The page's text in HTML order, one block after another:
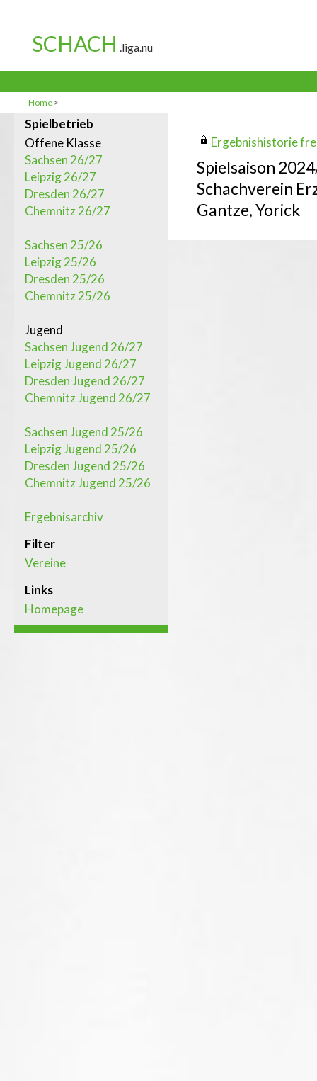
Home >
Spielbetrieb
Offene Klasse
Sachsen 26/27
Leipzig 26/27
Dresden 26/27
Chemnitz 26/27
Sachsen 25/26
Leipzig 25/26
Dresden 25/26
Chemnitz 25/26
Jugend
Sachsen Jugend 26/27
Leipzig Jugend 26/27
Dresden Jugend 26/27
Chemnitz Jugend 26/27
Sachsen Jugend 25/26
Leipzig Jugend 25/26
Dresden Jugend 25/26
Chemnitz Jugend 25/26
Ergebnisarchiv
Filter
Vereine
Links
Homepage
Ergebnishistorie
Spielsaison
Schachverein
Gantze, Yorick